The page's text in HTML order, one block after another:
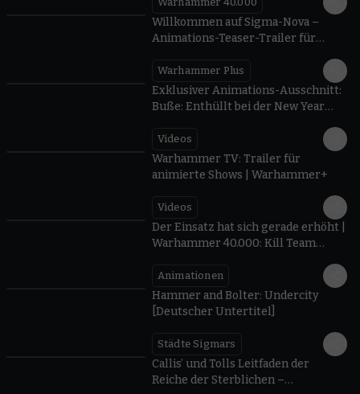
Willkommen auf Sigma-Nova –
Animations-Teaser-Trailer für
Warhammer+
Warhammer Plus
Exklusiver Animations-Ausschnitt:
Buße: Enthüllt bei der New Year
Videos
Warhammer TV: Trailer für
animierte Shows | Warhammer+
Videos
Der Einsatz hat sich gerade erhöht |
Warhammer 40.000: Kill Team
Animationen
Hammer and Bolter: Undercity
[Deutscher Untertitel]
Städte Sigmars
Callis’ und Tolls Leitfaden der
Reiche der Sterblichen –